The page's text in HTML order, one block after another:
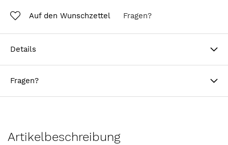
Auf den Wunschzettel Fragen?
Details
Fragen?
Artikelbeschreibung